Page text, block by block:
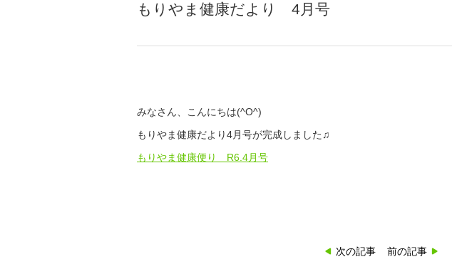
もりやま健康だより 4月号
みなさん、こんにちは(^O^)
もりやま健康だより4月号が完成しました♫
もりやま健康便り R6.4月号
次の記事 前の記事